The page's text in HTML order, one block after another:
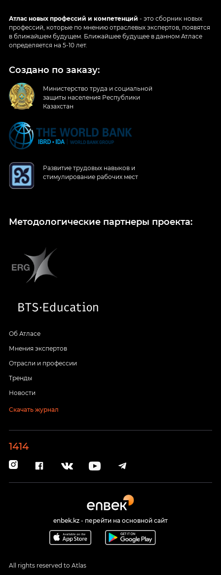
Атлас новых профессий и компетенций - это сборник новых
профессий, которые по мнению отраслевых экспертов, появятся
в ближайшем будущем. Ближайшее будущее в данном Атласе
определяется на 5-10 лет.
Создано по заказу:
Министерство труда и социальной
защиты населения Республики
Казахстан
Развитие трудовых навыков и
стимулирование рабочих мест
Методологические партнеры проекта:
Об Атласе
Мнения экспертов
Отрасли и профессии
Тренды
Новости
Скачать журнал
1414
enbek.kz - перейти на основной сайт
All rights reserved to Atlas